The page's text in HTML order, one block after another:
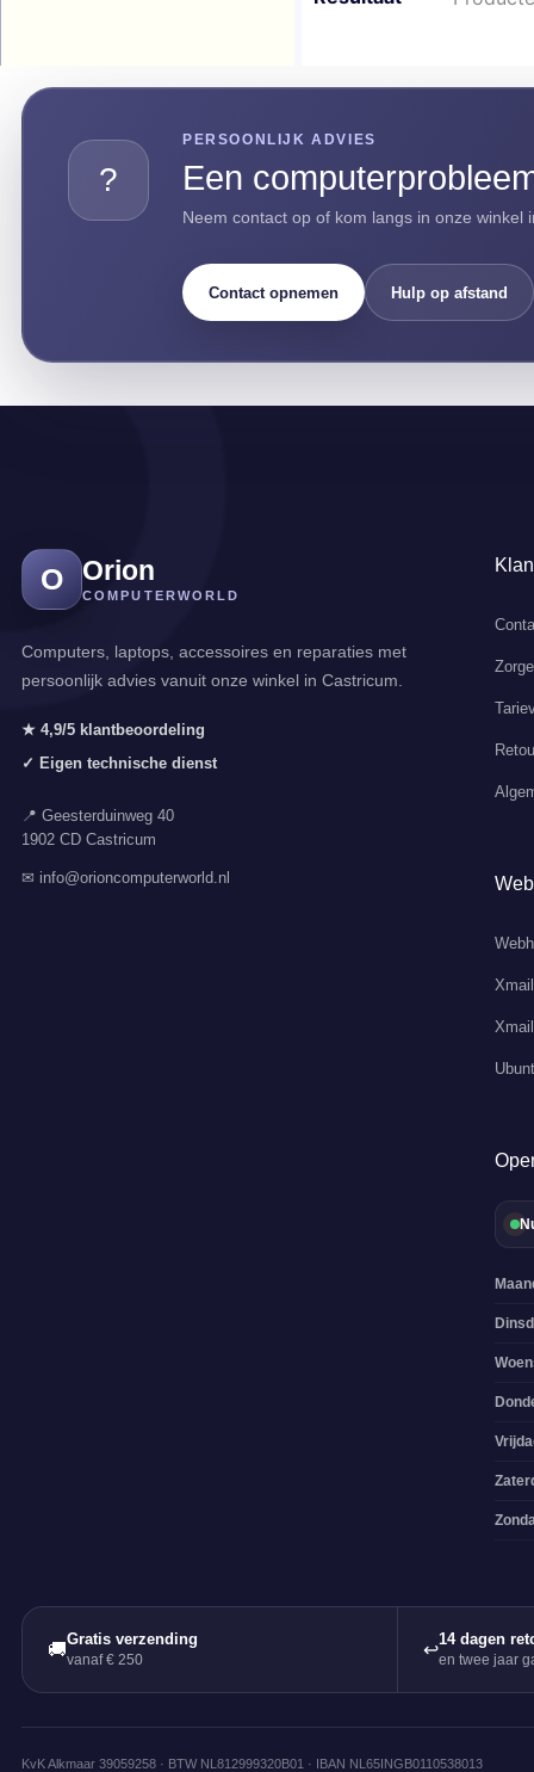
?
PERSOONLIJK ADVIES
Een
Neem contact op of kom langs in onze winkel
Contact opnemen Hulp op afstand
O Orion
COMPUTERWORLD
Computers, laptops, accessoires en reparaties met
persoonlijk advies vanuit onze winkel in Castricum.
★ 4,9/5 klantbeoordeling
✓ Eigen technische dienst
📍 Geesterduinweg 40
1902 CD Castricum
✉ info@orioncomputerworld.nl
🚚Gratis verzending
vanaf € 250
↩14 dagen
en twee jaar
KvK Alkmaar 39059258 · BTW NL812999320B01 · IBAN NL65INGB0110538013